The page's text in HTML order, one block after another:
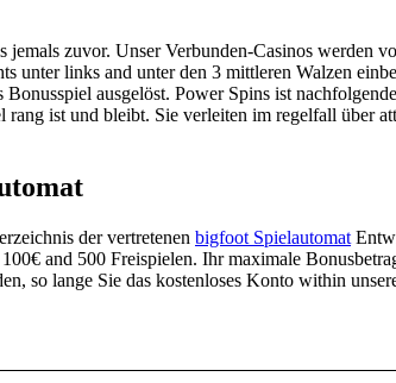
zuvor. Unser Verbunden-Casinos werden
unter links and unter den 3 mittleren Walzen
ausgelöst. Power Spins ist
ist und bleibt. Sie verleiten im regelfall über
der vertretenen bigfoot Spielautomat
and 500 Freispielen. Ihr maximale
so lange Sie das kostenloses Konto within